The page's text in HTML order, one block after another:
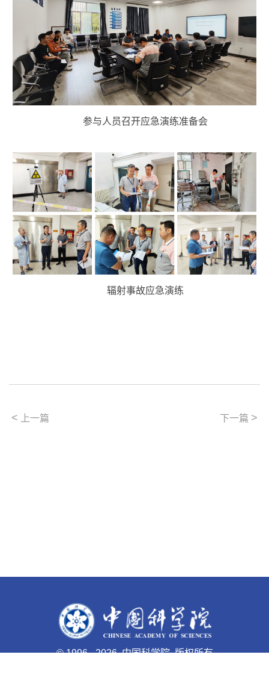
参与人员召开应急演练准备会
辐射事故应急演练
< 上一篇 下一篇 >
© 1996 -2026 中国科学院 版权所有